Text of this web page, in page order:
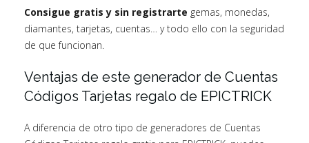
Consigue gratis y sin registrarte gemas, monedas,
diamantes, tarjetas, cuentas… y todo ello con la seguridad
de que funcionan.
Ventajas de este generador de Cuentas
Códigos Tarjetas regalo de EPICTRICK
A diferencia de otro tipo de generadores de Cuentas